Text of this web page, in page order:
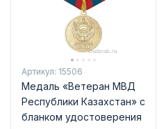
Артикул: 15506
Медаль «Ветеран МВД
Республики Казахстан» с
бланком удостоверения